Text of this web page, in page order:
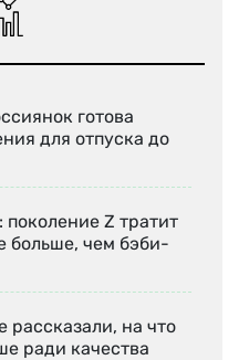
готова
для отпуска до
поколение Z тратит
больше, чем бэби-
рассказали, на что
ради качества